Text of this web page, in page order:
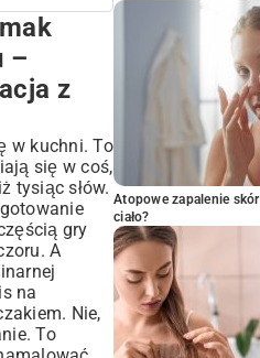
na talerzu
wybór na
dla
które
i smaku
z
–
z
w kuchni. To
się w coś,
tysiąc słów.
gry
A
na
Nie,
To
Atopowe zapalenie
ciało?